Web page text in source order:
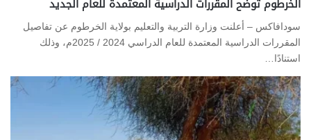
الخرطوم توضح المقررات الدراسية المعتمدة للعام الجديد
سودافاكس – أعلنت وزارة التربية والتعليم بولاية الخرطوم عن تفاصيل
المقررات الدراسية المعتمدة للعام الدراسي 2024 / 2025م، وذلك
استنادًا…